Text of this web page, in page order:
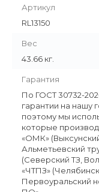
Артикул
RL13150
Вес
43.66 кг.
Гарантия
По ГОСТ 30732-
гарантии на нашу
поэтому мы
которые
«ОМК»
Альметьевский
(Северский ТЗ,
«ЧТПЗ»
Первоуральский